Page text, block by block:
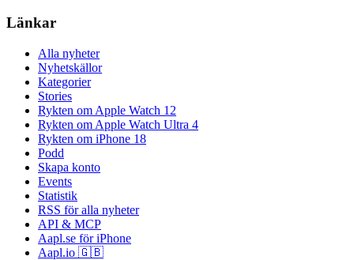
Länkar
Alla nyheter
Nyhetskällor
Kategorier
Stories
Rykten om Apple Watch 12
Rykten om Apple Watch Ultra 4
Rykten om iPhone 18
Podd
Skapa konto
Events
Statistik
RSS för alla nyheter
API & MCP
Aapl.se för iPhone
Aapl.io 🇬🇧